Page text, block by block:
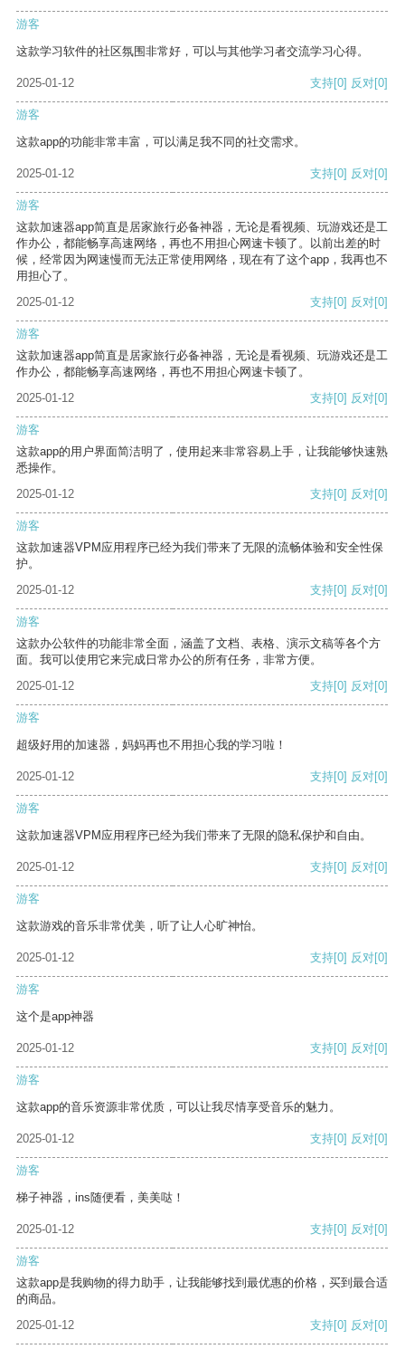
游客
这款学习软件的社区氛围非常好，可以与其他学习者交流学习心得。
2025-01-12 支持[0] 反对[0]
游客
这款app的功能非常丰富，可以满足我不同的社交需求。
2025-01-12 支持[0] 反对[0]
游客
这款加速器app简直是居家旅行必备神器，无论是看视频、玩游戏还是工
作办公，都能畅享高速网络，再也不用担心网速卡顿了。以前出差的时
候，经常因为网速慢而无法正常使用网络，现在有了这个app，我再也不
用担心了。
2025-01-12
支持[0] 反对[0]
游客
这款加速器app简直是居家旅行必备神器，无论是看视频、玩游戏还是工
作办公，都能畅享高速网络，再也不用担心网速卡顿了。
2025-01-12
支持[0] 反对[0]
游客
这款app的用户界面简洁明了，使用起来非常容易上手，让我能够快速熟
悉操作。
2025-01-12
支持[0] 反对[0]
游客
这款加速器VPM应用程序已经为我们带来了无限的流畅体验和安全性保
护。
2025-01-12
支持[0] 反对[0]
游客
这款办公软件的功能非常全面，涵盖了文档、表格、演示文稿等各个方
面。我可以使用它来完成日常办公的所有任务，非常方便。
2025-01-12
支持[0] 反对[0]
游客
超级好用的加速器，妈妈再也不用担心我的学习啦！
2025-01-12 支持[0] 反对[0]
游客
这款加速器VPM应用程序已经为我们带来了无限的隐私保护和自由。
2025-01-12 支持[0] 反对[0]
游客
这款游戏的音乐非常优美，听了让人心旷神怡。
2025-01-12 支持[0] 反对[0]
游客
这个是app神器
2025-01-12 支持[0] 反对[0]
游客
这款app的音乐资源非常优质，可以让我尽情享受音乐的魅力。
2025-01-12 支持[0] 反对[0]
游客
梯子神器，ins随便看，美美哒！
2025-01-12 支持[0] 反对[0]
游客
这款app是我购物的得力助手，让我能够找到最优惠的价格，买到最合适
的商品。
2025-01-12
支持[0] 反对[0]